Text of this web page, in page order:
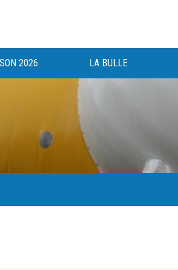
2026 LA BULLE
au bénéfice des haut-saônois depuis 1983.